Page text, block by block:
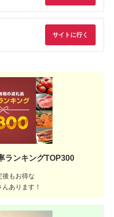
サイトに行く
ランキングTOP300
後もお得な
あります！